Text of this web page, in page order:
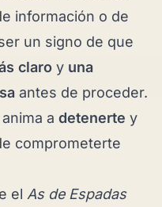
información o de
un signo de que
claro y una
antes de proceder.
a detenerte y
comprometerte
el As de Espadas